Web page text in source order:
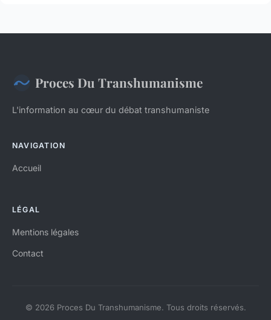
Proces Du Transhumanisme
L'information au cœur du débat transhumaniste
NAVIGATION
Accueil
LÉGAL
Mentions légales
Contact
© 2026 Proces Du Transhumanisme. Tous droits réservés.